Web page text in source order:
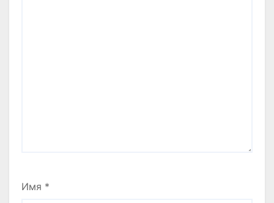
Имя *